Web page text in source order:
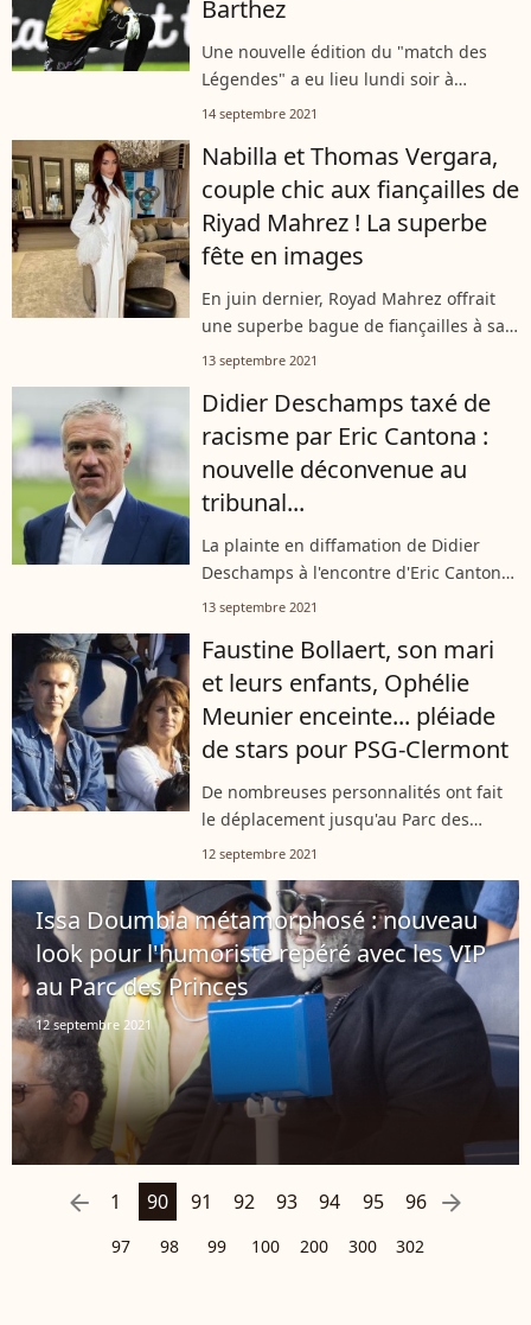
Barthez
Une nouvelle édition du "match des
Légendes" a eu lieu lundi soir à
Bordeaux. Philippe Etchebest y a
stars du rugby et affronté les ex-
champions...
14 septembre 2021
Nabilla et Thomas Vergara,
couple chic aux fiançailles de
Riyad Mahrez ! La superbe
fête en images
En juin dernier, Royad Mahrez offrait
une superbe bague de fiançailles à sa
compagne Taylor Ward. Le 12
l'heureuse nouvelle en grande pompe,
entouré...
13 septembre 2021
Didier Deschamps taxé de
racisme par Eric Cantona :
nouvelle déconvenue au
tribunal...
La plainte en diffamation de Didier
Deschamps à l'encontre d'Eric Cantona
vient d'être annulée par la cour d'appel
reprochait à l'ancien footballeur...
13 septembre 2021
Faustine Bollaert, son mari
et leurs enfants, Ophélie
Meunier enceinte... pléiade
de stars pour PSG-Clermont
De nombreuses personnalités ont fait
le déplacement jusqu'au Parc des
Princes pour voir le PSG gagner
septembre 2021. Faustine Bollaert et
Maxime...
12 septembre 2021
Issa Doumbia métamorphosé : nouveau
look pour l'humoriste repéré avec les VIP
au Parc des Princes
12 septembre 2021
arrow_left 1 90 91 92 93 94 95 96
97 98 99 100 200 300 302
arrow_right